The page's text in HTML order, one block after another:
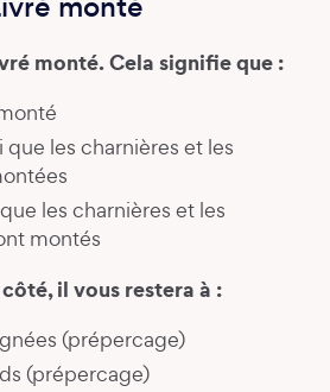
monté. Cela signifie que :
que les charnières et les
les charnières et les
montés
il vous restera à :
(prépercage)
(prépercage)